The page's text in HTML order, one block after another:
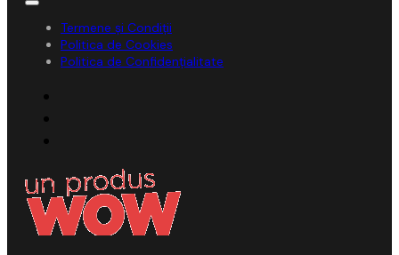
Termene și Condiții
Politica de Cookies
Politica de Confidențialitate